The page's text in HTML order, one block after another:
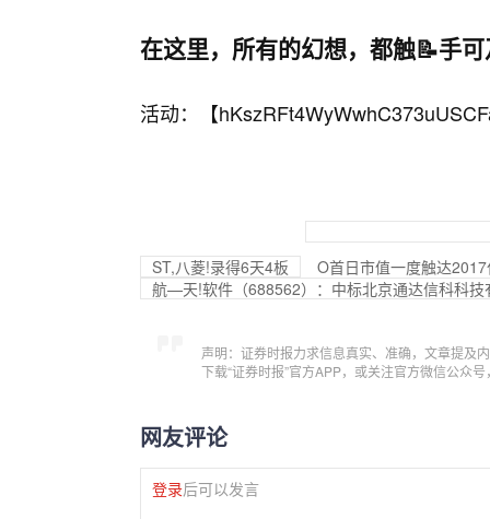
在这里，所有的幻想，都触📝手
活动：【
ST,八菱!录得6天4板
O首日市值一度触达
航—天!软件（688562）：中标北京通达信科科
声明：证券时报力求信息真实、准确，文章提及
下载“证券时报”官方APP，或关注官方微信公众
网友评论
登录后可以发言